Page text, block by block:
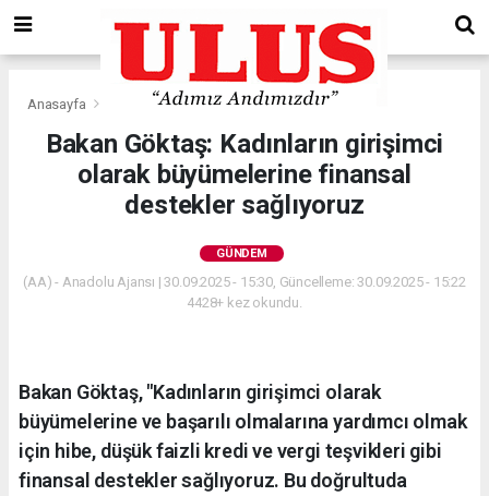
Anasayfa Gündem
Bakan Göktaş: Kadınların girişimci
olarak büyümelerine finansal
destekler sağlıyoruz
GÜNDEM
(AA) - Anadolu Ajansı | 30.09.2025 - 15:30, Güncelleme: 30.09.2025 - 15:22
4428+ kez okundu.
Bakan Göktaş, "Kadınların girişimci olarak
büyümelerine ve başarılı olmalarına yardımcı olmak
için hibe, düşük faizli kredi ve vergi teşvikleri gibi
finansal destekler sağlıyoruz. Bu doğrultuda